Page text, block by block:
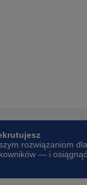
rozwiązaniom dla
— i osiągnąć